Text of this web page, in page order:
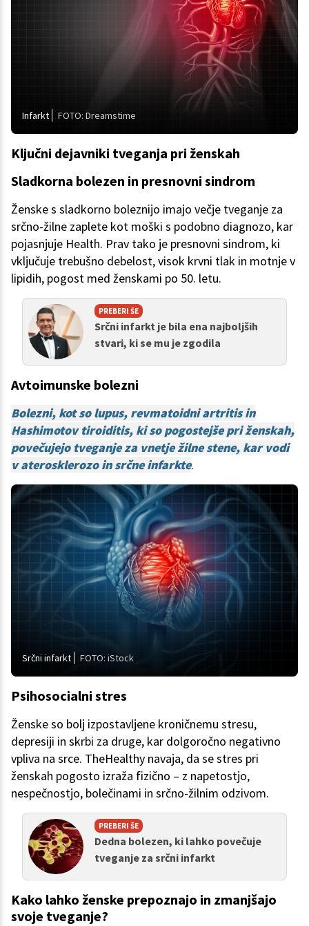
Infarkt FOTO: Dreamstime
Ključni dejavniki tveganja pri ženskah
Sladkorna bolezen in presnovni sindrom
Ženske s sladkorno boleznijo imajo večje tveganje za
srčno-žilne zaplete kot moški s podobno diagnozo, kar
pojasnjuje Health. Prav tako je presnovni sindrom, ki
vključuje trebušno debelost, visok krvni tlak in motnje v
lipidih, pogost med ženskami po 50. letu.
PREBERI ŠE
Srčni infarkt je bila ena najboljših
stvari, ki se mu je zgodila
Avtoimunske bolezni
Bolezni, kot so lupus, revmatoidni artritis in
Hashimotov tiroiditis, ki so pogostejše pri ženskah,
povečujejo tveganje za vnetje žilne stene, kar vodi
v aterosklerozo in srčne infarkte.
Srčni infarkt FOTO: iStock
Psihosocialni stres
Ženske so bolj izpostavljene kroničnemu stresu,
depresiji in skrbi za druge, kar dolgoročno negativno
vpliva na srce. TheHealthy navaja, da se stres pri
ženskah pogosto izraža fizično – z napetostjo,
nespečnostjo, bolečinami in srčno-žilnim odzivom.
PREBERI ŠE
Dedna bolezen, ki lahko povečuje
tveganje za srčni infarkt
Kako lahko ženske prepoznajo in zmanjšajo
svoje tveganje?